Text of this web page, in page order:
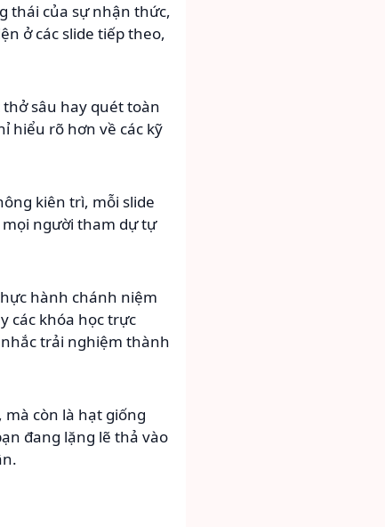
thái của sự nhận thức,
ở các slide tiếp theo,
sâu hay quét toàn
hiểu rõ hơn về các kỹ
kiên trì, mỗi slide
người tham dự tự
hành chánh niệm
các khóa học trực
trải nghiệm thành
còn là hạt giống
đang lặng lẽ thả vào